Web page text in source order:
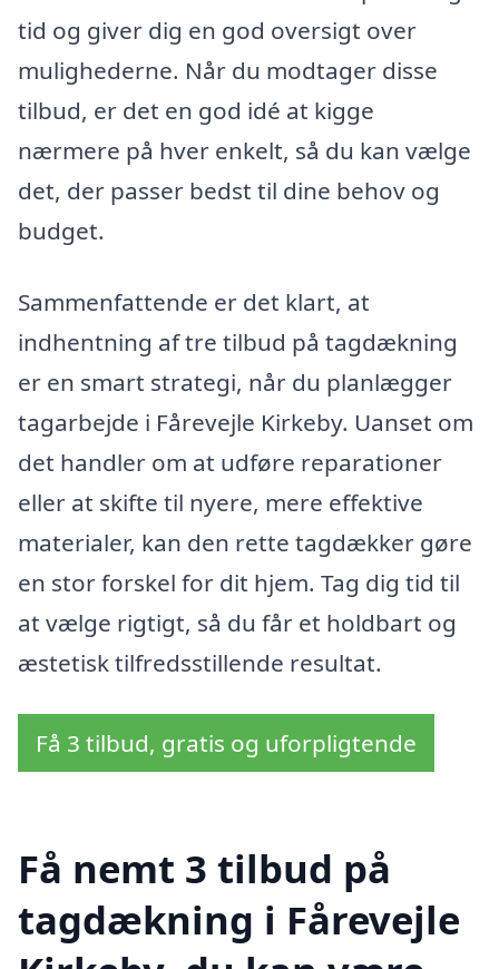
tid og giver dig en god oversigt over
mulighederne. Når du modtager disse
tilbud, er det en god idé at kigge
nærmere på hver enkelt, så du kan vælge
det, der passer bedst til dine behov og
budget.
Sammenfattende er det klart, at
indhentning af tre tilbud på tagdækning
er en smart strategi, når du planlægger
tagarbejde i Fårevejle Kirkeby. Uanset om
det handler om at udføre reparationer
eller at skifte til nyere, mere effektive
materialer, kan den rette tagdækker gøre
en stor forskel for dit hjem. Tag dig tid til
at vælge rigtigt, så du får et holdbart og
æstetisk tilfredsstillende resultat.
Få 3 tilbud, gratis og uforpligtende
Få nemt 3 tilbud på
tagdækning i Fårevejle